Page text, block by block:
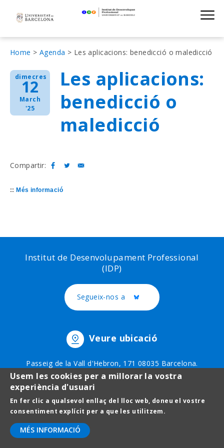
navigation
Institut de
Fil
d'Ariadna
Home Agenda Les aplicacions: benedicció o maledicció
dimecres
12
March
'25
Les aplicacions:
benedicció o
maledicció
Compartir:
:: Més informació
Institut de Desenvolupament Professional
(IDP)
Segueix-nos a Twitter
Veure ubicació
Passeig de la Vall d'Hebron, 171 08035 Barcelona.
Telèfon: 93 403 51 75
Footer
menu
Avís legal
Protecció de dades
Usem les cookies per a millorar la vostra
experiència d'usuari
En fer clic a qualsevol enllaç del lloc web, doneu el vostre
consentiment explícit per a que les utilitzem.
MÉS INFORMACIÓ